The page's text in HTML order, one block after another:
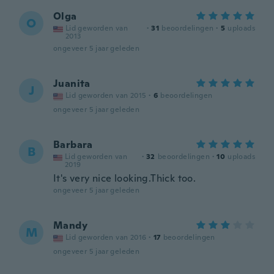
O Olga
Lid geworden van
2013
· 31 beoordelingen · 5 uploads
ongeveer 5 jaar geleden
J Juanita
Lid geworden van 2015 · 6 beoordelingen
ongeveer 5 jaar geleden
B Barbara
Lid geworden van
2019
· 32 beoordelingen · 10 uploads
It's very nice looking.Thick too.
ongeveer 5 jaar geleden
M Mandy
Lid geworden van 2016 · 17 beoordelingen
ongeveer 5 jaar geleden